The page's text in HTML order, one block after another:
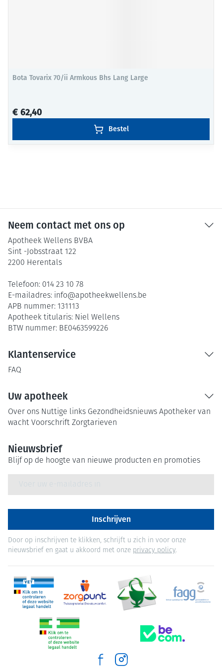
Bota Tovarix 70/ii Armkous Bhs Lang Large
€ 62,40
Bestel
Neem contact met ons op
Apotheek Wellens BVBA
Sint -Jobsstraat 122
2200 Herentals
Telefoon: 014 23 10 78
E-mailadres: info@apotheekwellens.be
APB nummer: 131113
Apotheek titularis: Niel Wellens
BTW nummer: BE0463599226
Klantenservice
FAQ
Uw apotheek
Over ons Nuttige links Gezondheidsnieuws Apotheker van
wacht Voorschrift Zorgtarieven
Nieuwsbrief
Blijf op de hoogte van nieuwe producten en promoties
Inschrijven
Door op inschrijven te klikken, schrijft u zich in voor onze
nieuwsbrief en gaat u akkoord met onze privacy policy.